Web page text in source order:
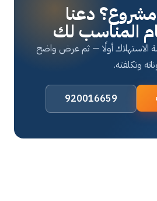
دعنا
المناسب لك
الاستهلاك أولًا — ثم عرض واضح
وتكلفته.
920016659